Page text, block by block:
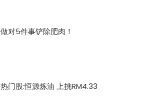
做对5件事铲除肥肉！
热门股:恒源炼油 上挑RM4.33